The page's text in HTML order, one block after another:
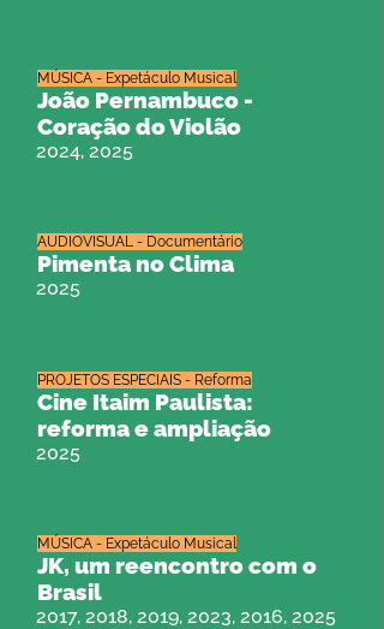
João Pernambuco -
Coração do Violão
2024, 2025
MÚSICA - Expetáculo Musical
Pimenta no Clima
2025
AUDIOVISUAL - Documentário
Cine Itaim Paulista:
reforma e ampliação
2025
PROJETOS ESPECIAIS - Reforma
JK, um reencontro com o
Brasil
2017, 2018, 2019, 2023, 2016, 2025
MÚSICA - Expetáculo Musical